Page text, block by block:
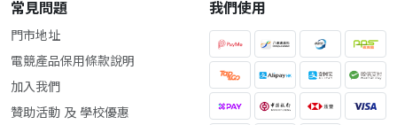
常見問題
門市地址
電競產品保用條款說明
加入我們
贊助活動 及 學校優惠
我們使用